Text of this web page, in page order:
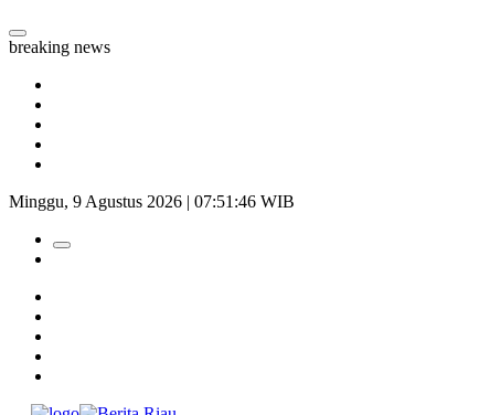
breaking news
Minggu, 9 Agustus 2026 | 07:51:47 WIB